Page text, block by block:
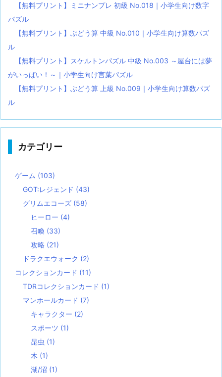
【無料プリント】ミニナンプレ 初級 No.018｜小学生向け数字
パズル
【無料プリント】ぶどう算 中級 No.010｜小学生向け算数パズ
ル
【無料プリント】スケルトンパズル 中級 No.003 ～屋台には夢
がいっぱい！～｜小学生向け言葉パズル
【無料プリント】ぶどう算 上級 No.009｜小学生向け算数パズ
ル
カテゴリー
ゲーム (103)
GOT:レジェンド (43)
グリムエコーズ (58)
ヒーロー (4)
召喚 (33)
攻略 (21)
ドラクエウォーク (2)
コレクションカード (11)
TDRコレクションカード (1)
マンホールカード (7)
キャラクター (2)
スポーツ (1)
昆虫 (1)
木 (1)
湖/沼 (1)